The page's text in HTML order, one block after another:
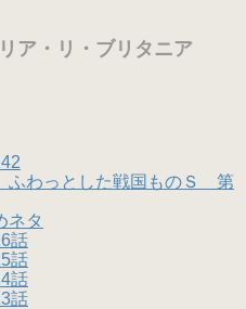
ア・リ・ブリタニア
わっとした戦国ものＳ 第
ネタ
話
話
話
話